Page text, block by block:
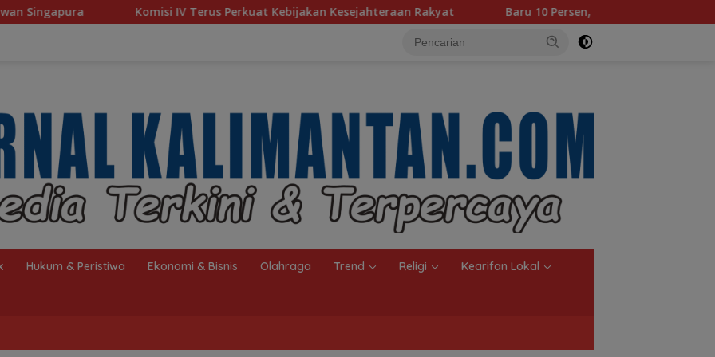
IV Terus Perkuat Kebijakan Kesejahteraan Rakyat Baru 10 Persen, Aktivasi IKD Banjarmasin Didorong Tuntas 90
Hukum & Peristiwa Ekonomi & Bisnis Olahraga Trend Religi Kearifan Lokal